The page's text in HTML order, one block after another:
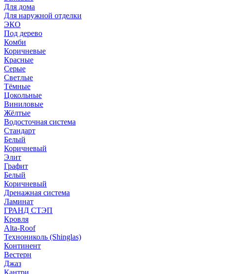
Для дома
Для наружной отделки
ЭКO
Под дерево
Комби
Коричневые
Красные
Серые
Светлые
Тёмные
Цокольные
Виниловые
Жёлтые
Водосточная система
Стандарт
Белый
Коричневый
Элит
Графит
Белый
Коричневый
Дренажная система
Ламинат
ГРАНД СТЭП
Кровля
Alta-Roof
Технониколь (Shinglas)
Континент
Вестерн
Джаз
Кантри